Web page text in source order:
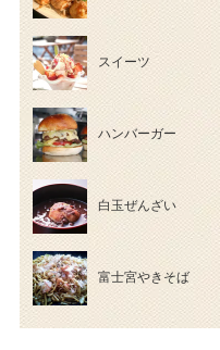
スイーツ
ハンバーガー
白玉ぜんざい
富士宮やきそば